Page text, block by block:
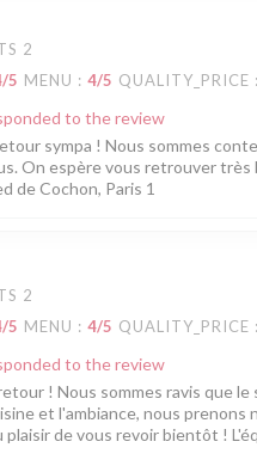
2
/5 MENU : 4/5 QUALITY_PRICE
to the review
sympa ! Nous sommes
On espère vous retrouver
de Cochon, Paris 1
2
/5 MENU : 4/5 QUALITY_PRICE
to the review
! Nous sommes ravis que le
et l'ambiance, nous prenons
de vous revoir bientôt !